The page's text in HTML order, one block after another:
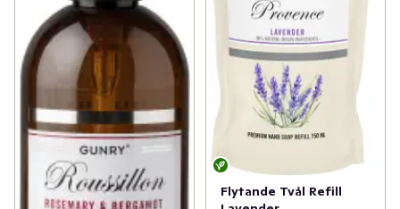
Flytande Tvål Refill